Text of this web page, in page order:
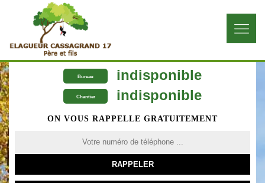
Bureau indisponible
Chantier indisponible
ON VOUS RAPPELLE GRATUITEMENT